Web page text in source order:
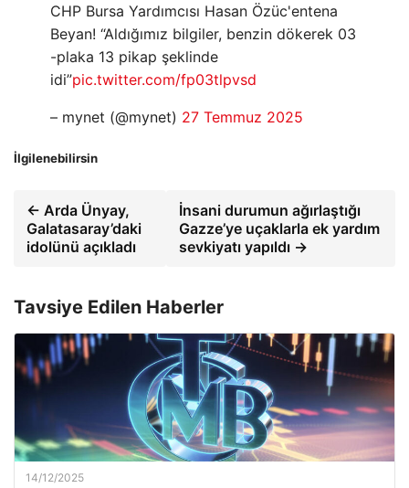
CHP Bursa Yardımcısı Hasan Özüc'entena
Beyan! “Aldığımız bilgiler, benzin dökerek 03
-plaka 13 pikap şeklinde
idi”pic.twitter.com/fp03tlpvsd
– mynet (@mynet) 27 Temmuz 2025
İlgilenebilirsin
← Arda Ünyay,
Galatasaray’daki
idolünü açıkladı
İnsani durumun ağırlaştığı
Gazze’ye uçaklarla ek yardım
sevkiyatı yapıldı →
Tavsiye Edilen Haberler
14/12/2025